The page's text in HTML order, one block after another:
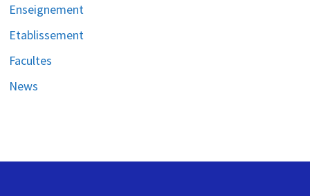
Enseignement
Etablissement
Facultes
News